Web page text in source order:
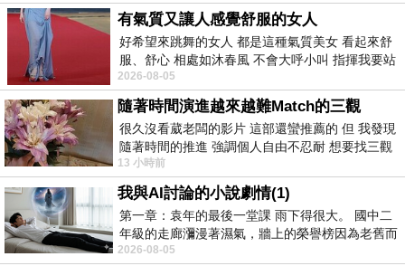
↓↓↓限量特優價格按鈕↓↓↓
有氣質又讓人感覺舒服的女人
好希望來跳舞的女人 都是這種氣質美女 看起來舒
服、舒心 相處如沐春風 不會大呼小叫 指揮我要站
哪個位子 妳老幾？？
2026-08-05
隨著時間演進越來越難Match的三觀
很久沒看葳老闆的影片 這部還蠻推薦的 但 我發現
隨著時間的推進 強調個人自由不忍耐 想要找三觀
接近的不要說對象 連朋友都超
13 小時前
我與AI討論的小說劇情(1)
第一章：袁年的最後一堂課 雨下得很大。 國中二
年級的走廊瀰漫著濕氣，牆上的榮譽榜因為老舊而
微微捲起。 堯禹舜站在辦公室外，手
2026-08-05